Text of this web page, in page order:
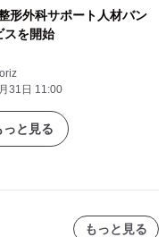
形外科サポート人材バン
スを開始
31日 11:00
と見る
もっと見る